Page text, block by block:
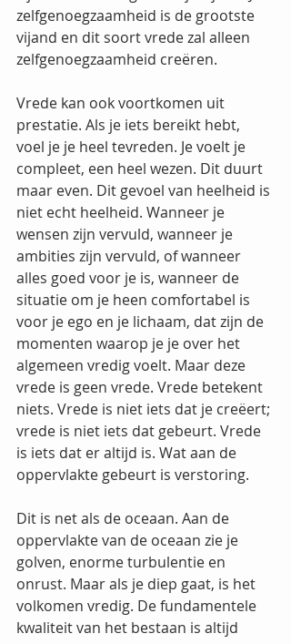
zelfgenoegzaamheid is de grootste
vijand en dit soort vrede zal alleen
zelfgenoegzaamheid creëren.
Vrede kan ook voortkomen uit
prestatie. Als je iets bereikt hebt,
voel je je heel tevreden. Je voelt je
compleet, een heel wezen. Dit duurt
maar even. Dit gevoel van heelheid is
niet echt heelheid. Wanneer je
wensen zijn vervuld, wanneer je
ambities zijn vervuld, of wanneer
alles goed voor je is, wanneer de
situatie om je heen comfortabel is
voor je ego en je lichaam, dat zijn de
momenten waarop je je over het
algemeen vredig voelt. Maar deze
vrede is geen vrede. Vrede betekent
niets. Vrede is niet iets dat je creëert;
vrede is niet iets dat gebeurt. Vrede
is iets dat er altijd is. Wat aan de
oppervlakte gebeurt is verstoring.
Dit is net als de oceaan. Aan de
oppervlakte van de oceaan zie je
golven, enorme turbulentie en
onrust. Maar als je diep gaat, is het
volkomen vredig. De fundamentele
kwaliteit van het bestaan is altijd